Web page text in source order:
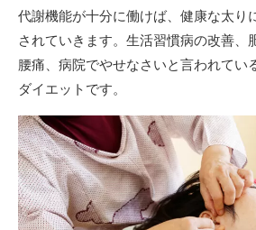
代謝機能が十分に働けば、健康な太り
されていきます。生活習慣病の改善、
腰痛、病院でやせなさいと言われてい
ダイエットです。